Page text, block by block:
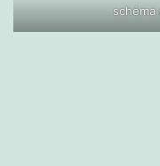
schéma